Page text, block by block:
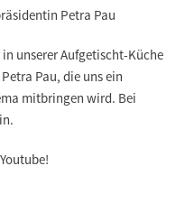
Petra Pau
unserer Aufgetischt-Küche
Pau, die uns ein
mitbringen wird. Bei